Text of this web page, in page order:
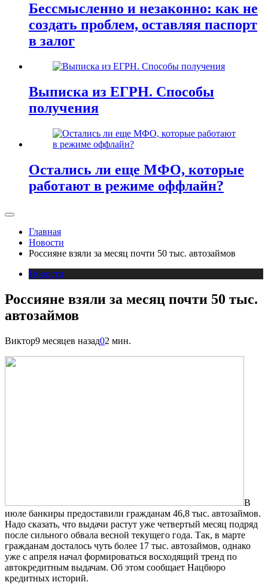
Бессмысленно и незаконно: как не
создать проблем, оставляя паспорт
в залог
Выписка из ЕГРН. Способы
получения
Остались ли еще МФО, которые
работают в режиме оффлайн?
Главная
Новости
Россияне взяли за месяц почти 50 тыс. автозаймов
Новости
Россияне взяли за месяц почти 50 тыс.
автозаймов
Виктор9 месяцев назад02 мин.
В
июле банкиры предоставили гражданам 46,8 тыс. автозаймов.
Надо сказать, что выдачи растут уже четвертый месяц подряд
после сильного обвала весной текущего года. Так, в марте
гражданам досталось чуть более 17 тыс. автозаймов, однако
уже с апреля начал формироваться восходящий тренд по
автокредитным выдачам. Об этом сообщает Нацбюро
кредитных историй.